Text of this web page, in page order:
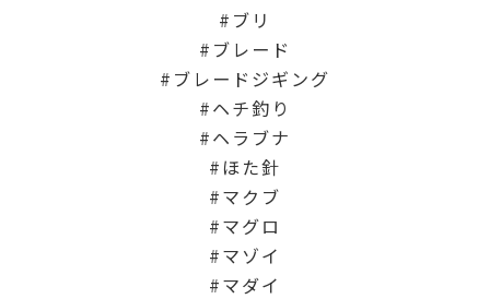
ブリ
ブレード
ブレードジギング
ヘチ釣り
ヘラブナ
ほた針
マクブ
マグロ
マゾイ
マダイ